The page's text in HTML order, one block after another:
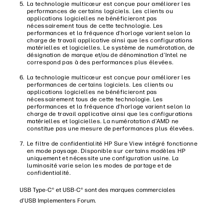
La technologie multicœur est conçue pour améliorer les
performances de certains logiciels. Les clients ou
applications logicielles ne bénéficieront pas
nécessairement tous de cette technologie. Les
performances et la fréquence d’horloge varient selon la
charge de travail applicative ainsi que les configurations
matérielles et logicielles. Le système de numérotation, de
désignation de marque et/ou de dénomination d’Intel ne
correspond pas à des performances plus élevées.
La technologie multicœur est conçue pour améliorer les
performances de certains logiciels. Les clients ou
applications logicielles ne bénéficieront pas
nécessairement tous de cette technologie. Les
performances et la fréquence d’horloge varient selon la
charge de travail applicative ainsi que les configurations
matérielles et logicielles. La numérotation d’AMD ne
constitue pas une mesure de performances plus élevées.
Le filtre de confidentialité HP Sure View intégré fonctionne
en mode paysage. Disponible sur certains modèles HP
uniquement et nécessite une configuration usine. La
luminosité varie selon les modes de partage et de
confidentialité.
USB Type-C® et USB-C® sont des marques commerciales
d’USB Implementers Forum.